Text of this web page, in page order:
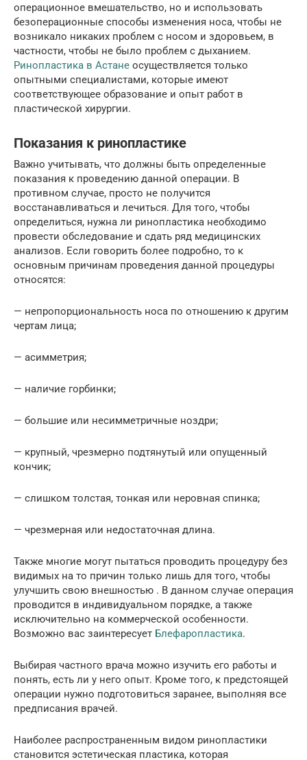
операционное вмешательство, но и использовать
безоперационные способы изменения носа, чтобы не
возникало никаких проблем с носом и здоровьем, в
частности, чтобы не было проблем с дыханием.
Ринопластика в Астане осуществляется только
опытными специалистами, которые имеют
соответствующее образование и опыт работ в
пластической хирургии.
Показания к ринопластике
Важно учитывать, что должны быть определенные
показания к проведению данной операции. В
противном случае, просто не получится
восстанавливаться и лечиться. Для того, чтобы
определиться, нужна ли ринопластика необходимо
провести обследование и сдать ряд медицинских
анализов. Если говорить более подробно, то к
основным причинам проведения данной процедуры
относятся:
— непропорциональность носа по отношению к другим
чертам лица;
— асимметрия;
— наличие горбинки;
— большие или несимметричные ноздри;
— крупный, чрезмерно подтянутый или опущенный
кончик;
— слишком толстая, тонкая или неровная спинка;
— чрезмерная или недостаточная длина.
Также многие могут пытаться проводить процедуру без
видимых на то причин только лишь для того, чтобы
улучшить свою внешностью . В данном случае операция
проводится в индивидуальном порядке, а также
исключительно на коммерческой особенности.
Возможно вас заинтересует Блефаропластика.
Выбирая частного врача можно изучить его работы и
понять, есть ли у него опыт. Кроме того, к предстоящей
операции нужно подготовиться заранее, выполняя все
предписания врачей.
Наиболее распространенным видом ринопластики
становится эстетическая пластика, которая